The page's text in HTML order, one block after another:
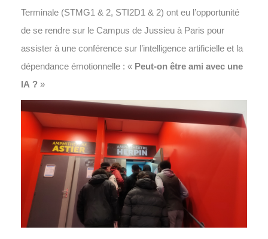
Terminale (STMG1 & 2, STI2D1 & 2) ont eu l’opportunité
de se rendre sur le Campus de Jussieu à Paris pour
assister à une conférence sur l’intelligence artificielle et la
dépendance émotionnelle : « Peut-on être ami avec une
IA ? »